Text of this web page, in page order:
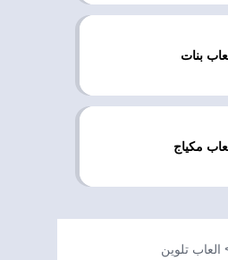
بنات
مكياج
العاب تلوين